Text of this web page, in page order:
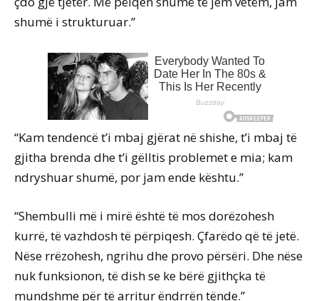
shumë i strukturuar.”
“Kam tendencë t’i mbaj gjërat në shishe, t’i mbaj të
gjitha brenda dhe t’i gëlltis problemet e mia; kam
ndryshuar shumë, por jam ende kështu.”
“Shembulli më i mirë është të mos dorëzohesh
kurrë, të vazhdosh të përpiqesh. Çfarëdo që të jetë.
Nëse rrëzohesh, ngrihu dhe provo përsëri. Dhe nëse
nuk funksionon, të dish se ke bërë gjithçka të
mundshme për të arritur ëndrrën tënde.”